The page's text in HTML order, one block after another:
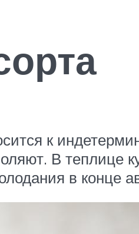
к
В теплице
в конце